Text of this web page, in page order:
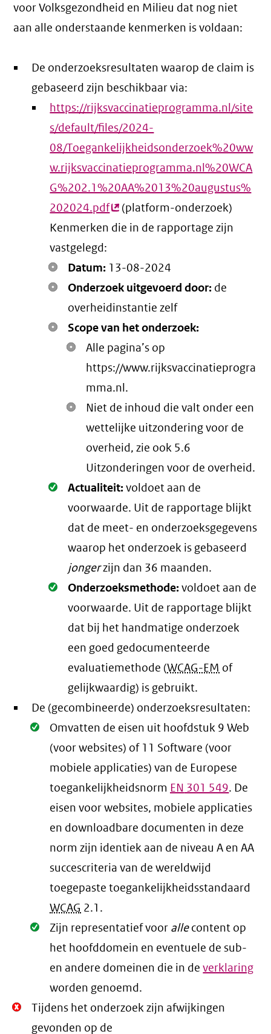
voor Volksgezondheid en Milieu dat nog niet
aan alle onderstaande kenmerken is voldaan:
De onderzoeksresultaten waarop de claim is
gebaseerd zijn beschikbaar via:
https://rijksvaccinatieprogramma.nl/site
s/default/files/2024-
08/Toegankelijkheidsonderzoek%20ww
w.rijksvaccinatieprogramma.nl%20WCA
G%202.1%20AA%2013%20augustus%
202024.pdf(externe
link)
(platform-onderzoek)
Kenmerken die in de rapportage zijn
vastgelegd:
Datum: 13-08-2024
Onderzoek uitgevoerd door: de
overheidinstantie zelf
Scope van het onderzoek:
Alle pagina’s op
https://www.rijksvaccinatieprogra
mma.nl.
Niet de inhoud die valt onder een
wettelijke uitzondering voor de
overheid, zie ook 5.6
Uitzonderingen voor de overheid.
Oké.
Actualiteit:voldoet aan de
voorwaarde. Uit de rapportage blijkt
dat de meet- en onderzoeksgegevens
waarop het onderzoek is gebaseerd
jongerzijn dan 36 maanden.
Oké.
Onderzoeksmethode:voldoet aan de
voorwaarde. Uit de rapportage blijkt
dat bij het handmatige onderzoek
een goed gedocumenteerde
evaluatiemethode (WCAG-EM of
gelijkwaardig) is gebruikt.
De (gecombineerde) onderzoeksresultaten:
Oké.
Omvatten de eisen uit hoofdstuk 9 Web
(voor websites) of 11 Software (voor
mobiele applicaties) van de Europese
toegankelijkheidsnorm EN 301 549. De
eisen voor websites, mobiele applicaties
en downloadbare documenten in deze
norm zijn identiek aan de niveau A en AA
succescriteria van de wereldwijd
toegepaste toegankelijkheidsstandaard
WCAG 2.1 .
Oké.
Zijn representatief voor allecontent op
het hoofddomein en eventuele de sub-
en andere domeinen die in deverklaring
worden genoemd.
Niet
Oké.
Tijdens het onderzoek zijn afwijkingen
gevonden op de